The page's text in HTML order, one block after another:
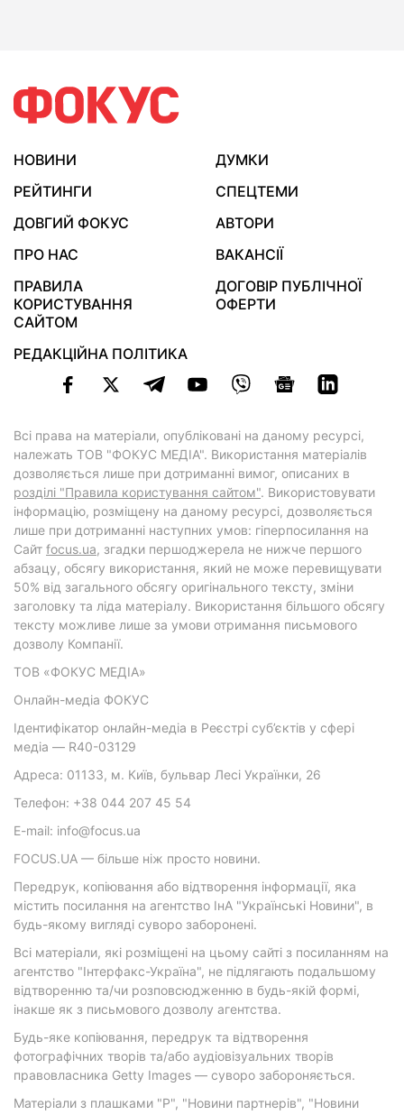
НОВИНИ
ДУМКИ
РЕЙТИНГИ
СПЕЦТЕМИ
ДОВГИЙ ФОКУС
АВТОРИ
ПРО НАС
ВАКАНСІЇ
ПРАВИЛА
КОРИСТУВАННЯ
САЙТОМ
ДОГОВІР ПУБЛІЧНОЇ
ОФЕРТИ
РЕДАКЦІЙНА ПОЛІТИКА
Всі права на матеріали, опубліковані на даному ресурсі,
належать ТОВ "ФОКУС МЕДІА". Використання матеріалів
дозволяється лише при дотриманні вимог, описаних в
розділі "Правила користування сайтом". Використовувати
інформацію, розміщену на даному ресурсі, дозволяється
лише при дотриманні наступних умов: гіперпосилання на
Cайт focus.ua, згадки першоджерела не нижче першого
абзацу, обсягу використання, який не може перевищувати
50% від загального обсягу оригінального тексту, зміни
заголовку та ліда матеріалу. Використання більшого обсягу
тексту можливе лише за умови отримання письмового
дозволу Компанії.
ТОВ «ФОКУС МЕДІА»
Онлайн-медіа ФОКУС
Ідентифікатор онлайн-медіа в Реєстрі суб’єктів у сфері
медіа — R40-03129
Адреса: 01133, м. Київ, бульвар Лесі Українки, 26
Телефон: +38 044 207 45 54
E-mail: info@focus.ua
FOCUS.UA — більше ніж просто новини.
Передрук, копіювання або відтворення інформації, яка
містить посилання на агентство ІнА "Українські Новини", в
будь-якому вигляді суворо заборонені.
Всі матеріали, які розміщені на цьому сайті з посиланням на
агентство "Інтерфакс-Україна", не підлягають подальшому
відтворенню та/чи розповсюдженню в будь-якій формі,
інакше як з письмового дозволу агентства.
Будь-яке копіювання, передрук та відтворення
фотографічних творів та/або аудіовізуальних творів
правовласника Getty Images — суворо забороняється.
Матеріали з плашками "Р", "Новини партнерів", "Новини